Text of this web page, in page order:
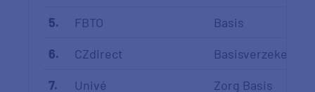
5. FBTO Basis
6. CZdirect Basisverzekering
7. Univé Zorg Basis